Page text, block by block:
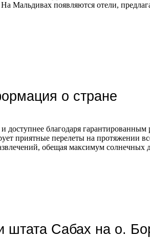
Мальдивах появляются отели,
о стране
благодаря гарантированным
приятные перелеты на протяжении
обещая максимум
штата Сабах на о.